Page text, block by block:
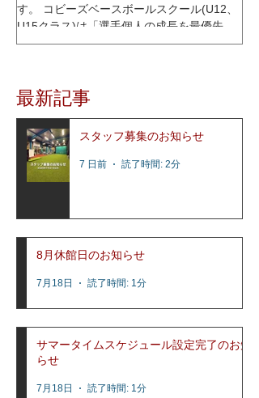
す。 コビーズベースボールスクール(U12、
U15クラス)は「選手個人の成長を最優先に
考える」をコンセプトに、少人数制スクー
レッスン内容はコビーズ代表...
最新記事
スタッフ募集のお知らせ
7 日前 読了時間: 2分
8月休館日のお知らせ
7月18日 読了時間: 1分
サマータイムスケジュール設定完了のお知
らせ
7月18日 読了時間: 1分